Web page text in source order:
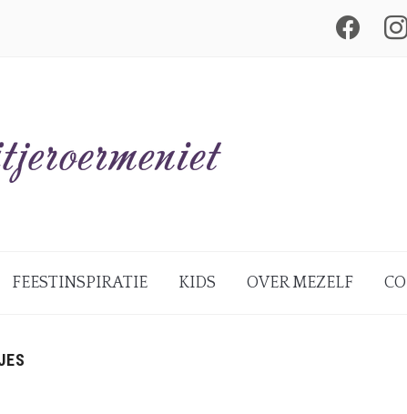
facebook
FEESTINSPIRATIE KIDS OVER MEZELF